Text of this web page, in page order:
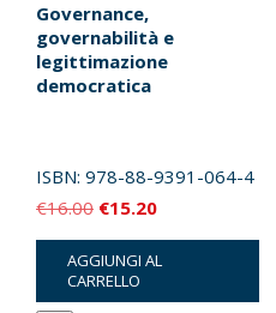
Governance,
governabilità e
legittimazione
democratica
ISBN: 978-88-9391-064-4
€16.00 Il
prezzo
originale
era:
€15.20Il
prezzo
attuale
è:
AGGIUNGI AL
CARRELLO